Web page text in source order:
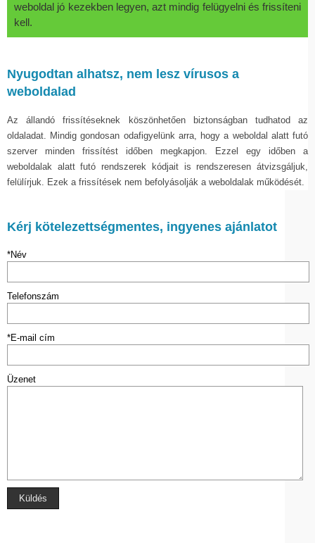
weboldal jó kezekben legyen, azt mindig felügyelni és frissíteni
kell.
Nyugodtan alhatsz, nem lesz vírusos a
weboldalad
Az állandó frissítéseknek köszönhetően biztonságban tudhatod az
oldaladat. Mindig gondosan odafigyelünk arra, hogy a weboldal alatt futó
szerver minden frissítést időben megkapjon. Ezzel egy időben a
weboldalak alatt futó rendszerek kódjait is rendszeresen átvizsgáljuk,
felülírjuk. Ezek a frissítések nem befolyásolják a weboldalak működését.
Kérj kötelezettségmentes, ingyenes ajánlatot
*Név
Telefonszám
*E-mail cím
Üzenet
Küldés